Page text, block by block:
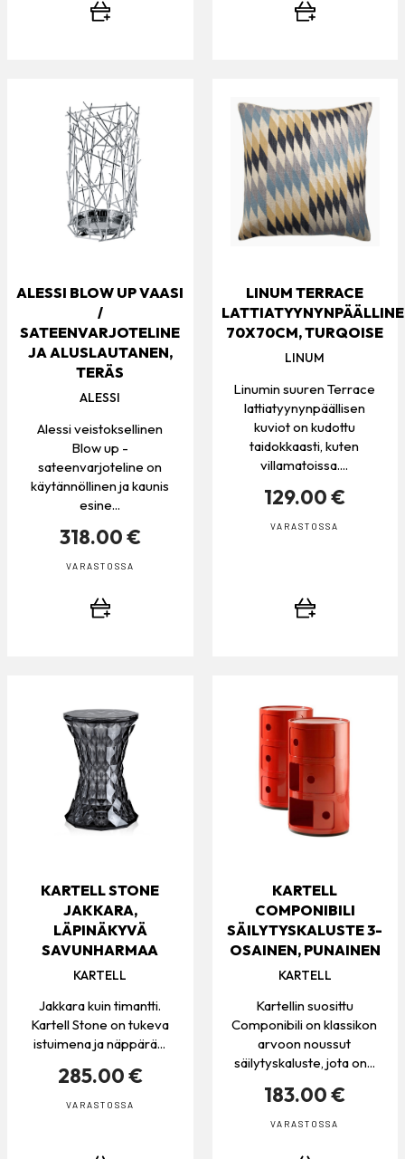
ALESSI BLOW UP VAASI
/
SATEENVARJOTELINE
JA ALUSLAUTANEN,
TERÄS
ALESSI
Alessi veistoksellinen
Blow up -
sateenvarjoteline on
käytännöllinen ja kaunis
esine...
318.00 €
VARASTOSSA
LINUM TERRACE
70X70CM, TURQOISE
LINUM
Linumin suuren Terrace
lattiatyynynpäällisen
kuviot on kudottu
taidokkaasti, kuten
villamatoissa....
129.00 €
VARASTOSSA
KARTELL STONE
JAKKARA,
LÄPINÄKYVÄ
SAVUNHARMAA
KARTELL
Jakkara kuin timantti.
Kartell Stone on tukeva
istuimena ja näppärä...
285.00 €
VARASTOSSA
KARTELL
COMPONIBILI
SÄILYTYSKALUSTE 3-
OSAINEN, PUNAINEN
KARTELL
Kartellin suosittu
Componibili on klassikon
arvoon noussut
säilytyskaluste, jota on...
183.00 €
VARASTOSSA